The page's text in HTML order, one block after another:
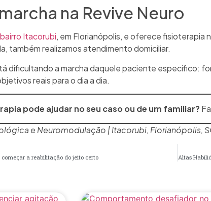
na Revive Neuro
Itacorubi, em Florianópolis, e oferece fisioterapia
também realizamos atendimento domiciliar.
dificultando a marcha daquele paciente específico:
reais para o dia a dia.
pode ajudar no seu caso ou de um familiar?
e Neuromodulação | Itacorubi, Florianópolis,
a reabilitação do jeito certo